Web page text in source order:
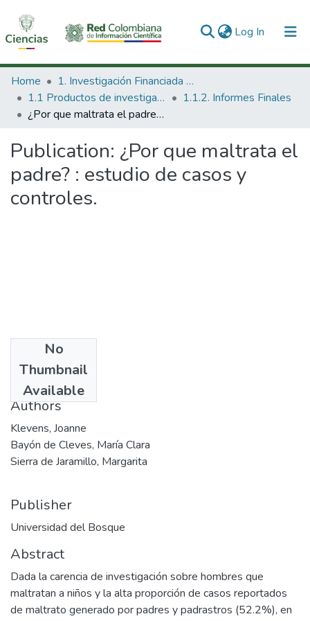
Log In (current)
Communities & Collections
All of DSpace
Home
1. Investigación Financiada con Recursos Públicos
1.1 Productos de investigación
1.1.2. Informes Finales
¿Por que maltrata el padre? : estudio de casos y controles.
Publication: ¿Por que maltrata el
padre? : estudio de casos y
controles.
No
Thumbnail
Available
2001-02
Authors
Klevens, Joanne
Bayón de Cleves, María Clara
Sierra de Jaramillo, Margarita
Publisher
Universidad del Bosque
Abstract
Dada la carencia de investigación sobre hombres que
maltratan a niños y la alta proporción de casos reportados
de maltrato generado por padres y padrastros (52.2%), en